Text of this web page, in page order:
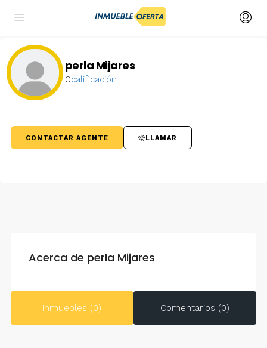
perla Mijares
0calificación
CONTACTAR AGENTE LLAMAR
Acerca de perla Mijares
Inmuebles (0) Comentarios (0)